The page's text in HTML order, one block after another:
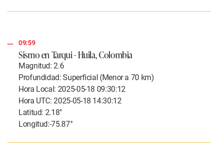
09:59
Sismo en Tarqui - Huila, Colombia
Magnitud: 2.6
Profundidad: Superficial (Menor a 70 km)
Hora Local: 2025-05-18 09:30:12
Hora UTC: 2025-05-18 14:30:12
Latitud: 2.18°
Longitud:-75.87°